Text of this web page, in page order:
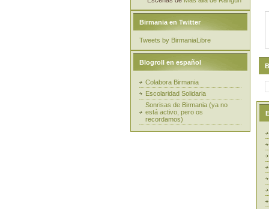
Birmania en Twitter
Tweets by BirmaniaLibre
Blogroll en español
Colabora Birmania
Escolaridad Solidaria
Sonrisas de Birmania (ya no
está activo, pero os
recordamos)